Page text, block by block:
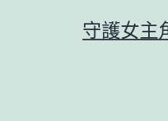
守護女主